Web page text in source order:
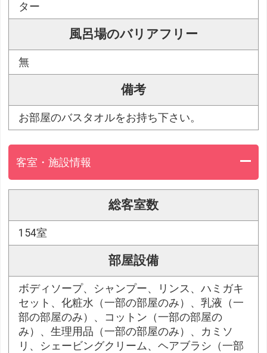
ター
風呂場のバリアフリー
無
備考
お部屋のバスタオルをお持ち下さい。
客室・施設情報
総客室数
154室
部屋設備
ボディソープ、シャンプー、リンス、ハミガキ
セット、化粧水（一部の部屋のみ）、乳液（一
部の部屋のみ）、コットン（一部の部屋の
み）、生理用品（一部の部屋のみ）、カミソ
リ、シェービングクリーム、ヘアブラシ（一部